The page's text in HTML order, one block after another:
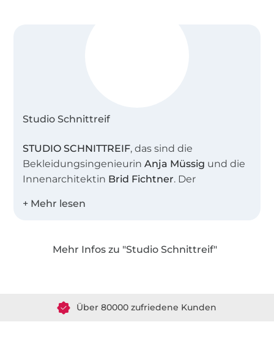
Studio Schnittreif
STUDIO SCHNITTREIF, das sind die
BekleidungsingenieurinAnja Müssig und die
Innenarchitektin Brid Fichtner. Der
unser Atelier, in dem wir viele kreative
feinen Details.
durchdachte Schnittmuster und leicht
verständlichen Anleitungen für Nähanfänger
Mehr Infos zu "Studio Schnittreif"
Über 80000 zufriedene Kunden